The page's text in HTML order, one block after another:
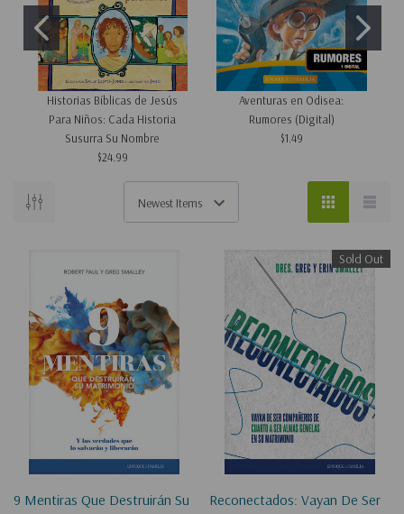
Historias Bíblicas de Jesús
Para Niños: Cada Historia
Susurra Su Nombre
$24.99
Aventuras en Odisea:
Rumores (Digital)
$1.49
9 Mentiras Que Destruirán Su
Sold Out
Reconectados: Vayan De Ser